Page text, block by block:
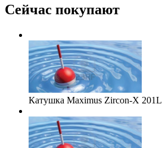
Сейчас покупают
Катушка Maximus Zircon-X 201L